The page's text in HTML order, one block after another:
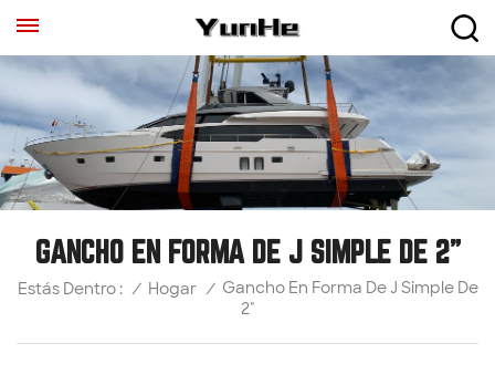
GANCHO EN FORMA DE J SIMPLE DE 2"
Estás Dentro : / Hogar / Gancho En Forma De J Simple De
2"